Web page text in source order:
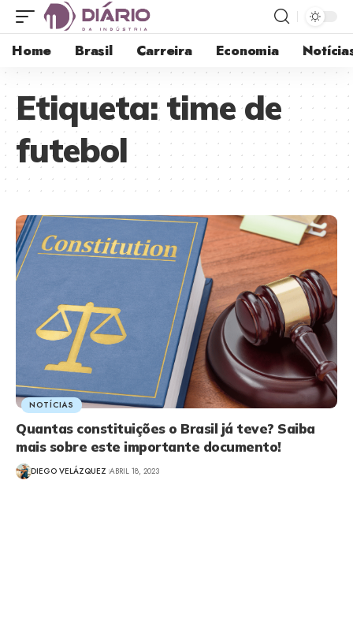
Home Brasil Carreira Economia
Etiqueta:time de
futebol
NOTÍCIAS
Quantas constituições o Brasil já teve? Saiba
mais sobre este importante documento!
DIEGO VELÁZQUEZ ABRIL 18, 2023